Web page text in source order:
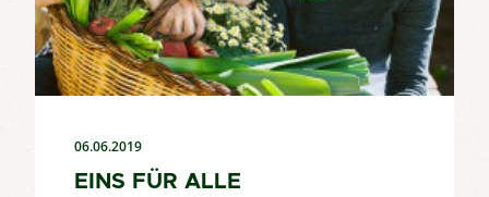
06.06.2019
EINS FÜR ALLE